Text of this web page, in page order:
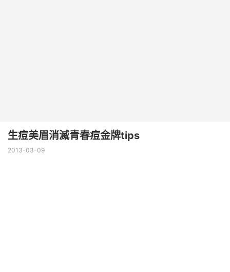
生痘美眉消滅青春痘金牌tips
2013-03-09